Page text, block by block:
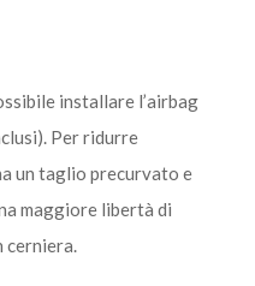
installare l’airbag
Per ridurre
un taglio precurvato e
maggiore libertà di
cerniera.